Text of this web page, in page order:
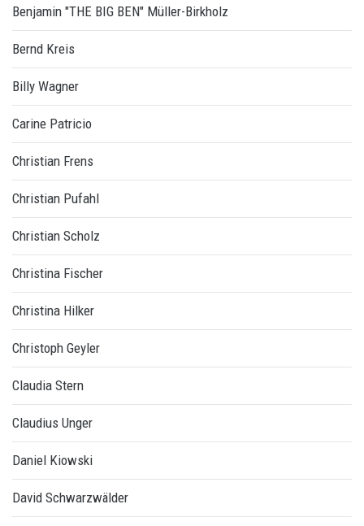
Benjamin "THE BIG BEN" Müller-Birkholz
Bernd Kreis
Billy Wagner
Carine Patricio
Christian Frens
Christian Pufahl
Christian Scholz
Christina Fischer
Christina Hilker
Christoph Geyler
Claudia Stern
Claudius Unger
Daniel Kiowski
David Schwarzwälder